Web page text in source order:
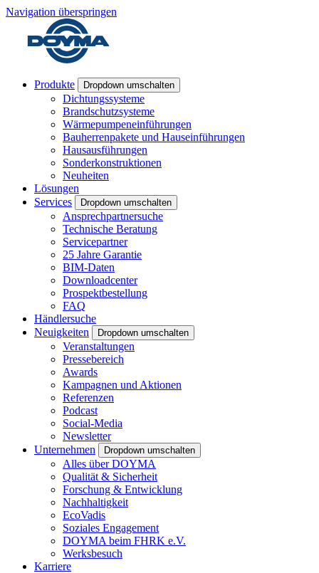
Navigation überspringen
Produkte Dropdown umschalten
Dichtungssysteme
Brandschutzsysteme
Wärmepumpeneinführungen
Bauherrenpakete und Hauseinführungen
Hausausführungen
Sonderkonstruktionen
Neuheiten
Lösungen
Services
Dropdown umschalten
Ansprechpartnersuche
Technische Beratung
Servicepartner
25 Jahre Garantie
BIM-Daten
Downloadcenter
Prospektbestellung
FAQ
Händlersuche
Neuigkeiten
Dropdown umschalten
Veranstaltungen
Pressebereich
Awards
Kampagnen und Aktionen
Referenzen
Podcast
Social-Media
Newsletter
Unternehmen
Dropdown umschalten
Alles über DOYMA
Qualität & Sicherheit
Forschung & Entwicklung
Nachhaltigkeit
EcoVadis
Soziales Engagement
DOYMA beim FHRK e.V.
Werksbesuch
Karriere